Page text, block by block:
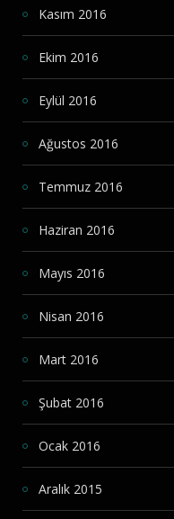
Kasım 2016
Ekim 2016
Eylül 2016
Ağustos 2016
Temmuz 2016
Haziran 2016
Mayıs 2016
Nisan 2016
Mart 2016
Şubat 2016
Ocak 2016
Aralık 2015